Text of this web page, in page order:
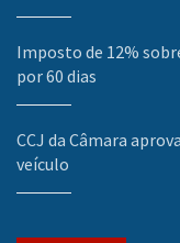
Imposto de 12%
por 60 dias
CCJ da Câmara
veículo